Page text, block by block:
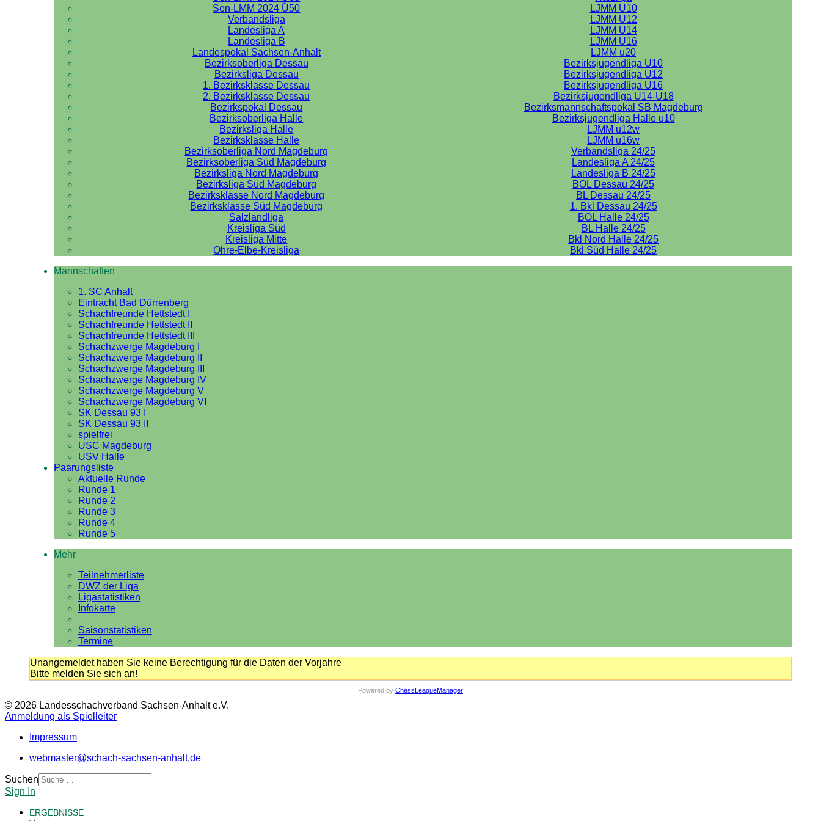
Sen-LMM 2024 Ü50
LJMM U10
Verbandsliga
LJMM U12
Landesliga A
LJMM U14
Landesliga B
LJMM U16
Landespokal Sachsen-Anhalt
LJMM u20
Bezirksoberliga Dessau
Bezirksjugendliga U10
Bezirksliga Dessau
Bezirksjugendliga U12
1. Bezirksklasse Dessau
Bezirksjugendliga U16
2. Bezirksklasse Dessau
Bezirksjugendliga U14-U18
Bezirkspokal Dessau
Bezirksmannschaftspokal SB Magdeburg
Bezirksoberliga Halle
Bezirksjugendliga Halle u10
Bezirksliga Halle
LJMM u12w
Bezirksklasse Halle
LJMM u16w
Bezirksoberliga Nord Magdeburg
Verbandsliga 24/25
Bezirksoberliga Süd Magdeburg
Landesliga A 24/25
Bezirksliga Nord Magdeburg
Landesliga B 24/25
Bezirksliga Süd Magdeburg
BOL Dessau 24/25
Bezirksklasse Nord Magdeburg
BL Dessau 24/25
Bezirksklasse Süd Magdeburg
1. Bkl Dessau 24/25
Salzlandliga
BOL Halle 24/25
Kreisliga Süd
BL Halle 24/25
Kreisliga Mitte
Bkl Nord Halle 24/25
Ohre-Elbe-Kreisliga
Bkl Süd Halle 24/25
Mannschaften
1. SC Anhalt
Eintracht Bad Dürrenberg
Schachfreunde Hettstedt I
Schachfreunde Hettstedt II
Schachfreunde Hettstedt III
Schachzwerge Magdeburg I
Schachzwerge Magdeburg II
Schachzwerge Magdeburg III
Schachzwerge Magdeburg IV
Schachzwerge Magdeburg V
Schachzwerge Magdeburg VI
SK Dessau 93 I
SK Dessau 93 II
spielfrei
USC Magdeburg
USV Halle
Paarungsliste
Aktuelle Runde
Runde 1
Runde 2
Runde 3
Runde 4
Runde 5
Mehr
Teilnehmerliste
DWZ der Liga
Ligastatistiken
Infokarte
Saisonstatistiken
Termine
Unangemeldet haben Sie keine Berechtigung für die Daten der Vorjahre
Bitte melden Sie sich an!
Powered by ChessLeagueManager
© 2026 Landesschachverband Sachsen-Anhalt e.V.
Anmeldung als Spielleiter
Impressum
webmaster@schach-sachsen-anhalt.de
Suchen
Sign In
ERGEBNISSE